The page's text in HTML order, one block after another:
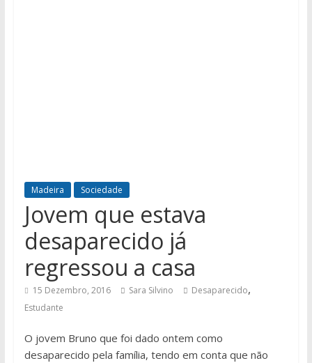
Madeira Sociedade
Jovem que estava
desaparecido já
regressou a casa
15 Dezembro, 2016 Sara Silvino Desaparecido,
Estudante
O jovem Bruno que foi dado ontem como
desaparecido pela família, tendo em conta que não